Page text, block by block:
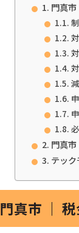
門真
門真
テッ
門真市 ｜